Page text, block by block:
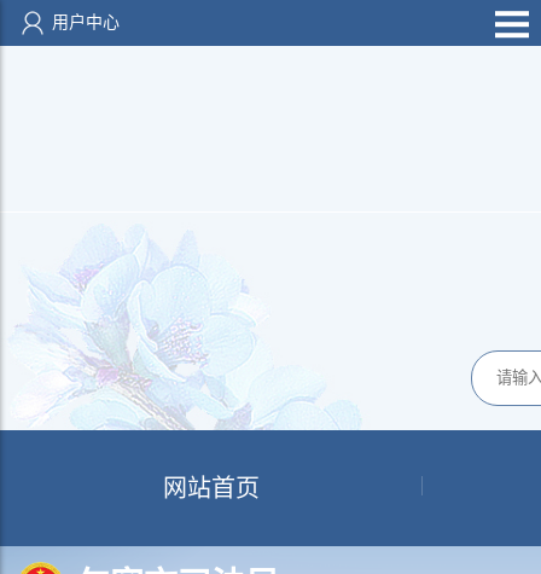
用户中心
网站首页